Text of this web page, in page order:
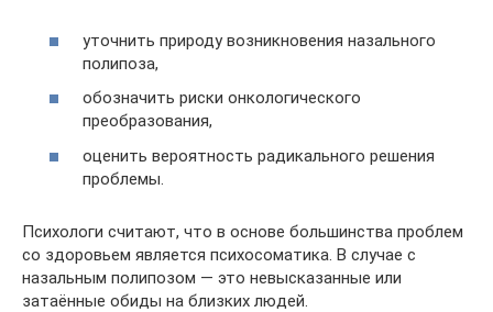
уточнить природу возникновения назального
полипоза,
обозначить риски онкологического
преобразования,
оценить вероятность радикального решения
проблемы.
Психологи считают, что в основе большинства проблем
со здоровьем является психосоматика. В случае с
назальным полипозом — это невысказанные или
затаённые обиды на близких людей.